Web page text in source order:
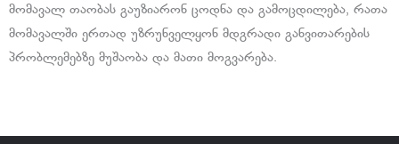
მომავალ თაობას გაუზიარონ ცოდნა და გამოცდილება, რათა
მომავალში ერთად უზრუნველყონ მდგრადი განვითარების
პრობლემებზე მუშაობა და მათი მოგვარება.